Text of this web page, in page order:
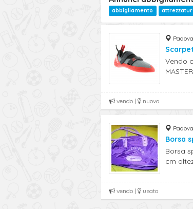
abbigliamento
Vendo
vendo | nuovo
Borsa
Borsa
cm
vendo | usato